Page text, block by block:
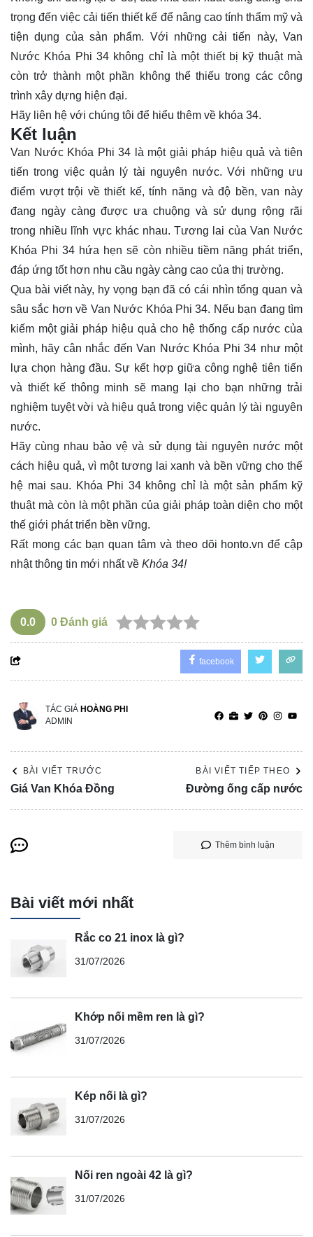
trọng đến việc cải tiến thiết kế để nâng cao tính thẩm mỹ và
tiện dụng của sản phẩm. Với những cải tiến này, Van
Nước Khóa Phi 34 không chỉ là một thiết bị kỹ thuật mà
còn trở thành một phần không thể thiếu trong các công
trình xây dựng hiện đại.
Hãy liên hệ với chúng tôi để hiểu thêm về khóa 34.
Kết luận
Van Nước Khóa Phi 34 là một giải pháp hiệu quả và tiên
tiến trong việc quản lý tài nguyên nước. Với những ưu
điểm vượt trội về thiết kế, tính năng và độ bền, van này
đang ngày càng được ưa chuộng và sử dụng rộng rãi
trong nhiều lĩnh vực khác nhau. Tương lai của Van Nước
Khóa Phi 34 hứa hẹn sẽ còn nhiều tiềm năng phát triển,
đáp ứng tốt hơn nhu cầu ngày càng cao của thị trường.
Qua bài viết này, hy vọng bạn đã có cái nhìn tổng quan và
sâu sắc hơn về Van Nước Khóa Phi 34. Nếu bạn đang tìm
kiếm một giải pháp hiệu quả cho hệ thống cấp nước của
mình, hãy cân nhắc đến Van Nước Khóa Phi 34 như một
lựa chọn hàng đầu. Sự kết hợp giữa công nghệ tiên tiến
và thiết kế thông minh sẽ mang lại cho bạn những trải
nghiệm tuyệt vời và hiệu quả trong việc quản lý tài nguyên
nước.
Hãy cùng nhau bảo vệ và sử dụng tài nguyên nước một
cách hiệu quả, vì một tương lai xanh và bền vững cho thế
hệ mai sau. Khóa Phi 34 không chỉ là một sản phẩm kỹ
thuật mà còn là một phần của giải pháp toàn diện cho một
thế giới phát triển bền vững.
Rất mong các bạn quan tâm và theo dõi honto.vn để cập
nhật thông tin mới nhất về Khóa 34!
0.0 0 Đánh giá
facebook
TÁC GIẢ HOÀNG PHI
ADMIN
BÀI VIẾT TRƯỚC
Giá Van Khóa Đồng
BÀI VIẾT TIẾP THEO
Đường ống cấp nước
Thêm bình luận
Bài viết mới nhất
Rắc co 21 inox là gì?
31/07/2026
Khớp nối mềm ren là gì?
31/07/2026
Kép nối là gì?
31/07/2026
Nối ren ngoài 42 là gì?
31/07/2026